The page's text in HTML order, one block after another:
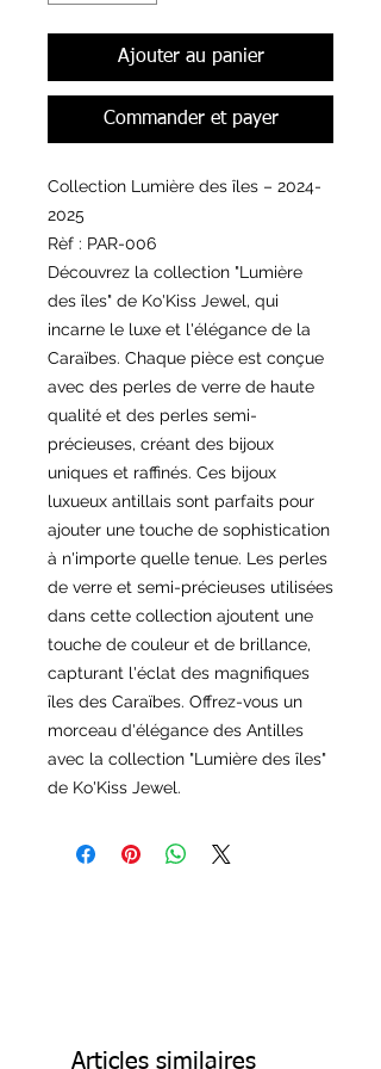
Ajouter au panier
Commander et payer
Collection Lumière des îles – 2024-
2025
Rèf : PAR-006
Découvrez la collection "Lumière
des îles" de Ko'Kiss Jewel, qui
incarne le luxe et l'élégance de la
Caraïbes. Chaque pièce est conçue
avec des perles de verre de haute
qualité et des perles semi-
précieuses, créant des bijoux
uniques et raffinés. Ces bijoux
luxueux antillais sont parfaits pour
ajouter une touche de sophistication
à n'importe quelle tenue. Les perles
de verre et semi-précieuses utilisées
dans cette collection ajoutent une
touche de couleur et de brillance,
capturant l'éclat des magnifiques
îles des Caraïbes. Offrez-vous un
morceau d'élégance des Antilles
avec la collection "Lumière des îles"
de Ko'Kiss Jewel.
Articles similaires